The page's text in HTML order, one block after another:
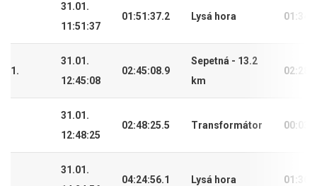
31.01.
11:51:37
01:51:37.2 Lysá hora
1.
31.01.
12:45:08
02:45:08.9
Sepetná - 13.2
km
31.01.
12:48:25
02:48:25.5 Transformátor
31.01.
04:24:56.1 Lysá hora